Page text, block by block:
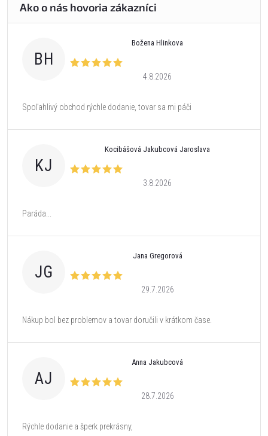
BH
Božena Hlinkova
4.8.2026
Spoľahlivý obchod rýchle dodanie, tovar sa mi páči
KJ
Kocibášová Jakubcová Jaroslava
3.8.2026
Paráda...
JG
Jana Gregorová
29.7.2026
Nákup bol bez problemov a tovar doručili v krátkom čase.
AJ
Anna Jakubcová
28.7.2026
Rýchle dodanie a šperk prekrásny,